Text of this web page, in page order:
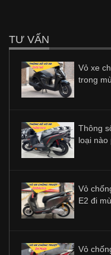
TƯ VẤN
Vỏ xe
trong
Thông
loại nào
Vỏ
E2 đi
Vỏ